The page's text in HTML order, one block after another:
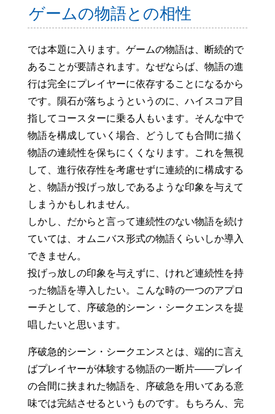
ゲームの物語との相性
では本題に入ります。ゲームの物語は、断続的で
あることが要請されます。なぜならば、物語の進
行は完全にプレイヤーに依存することになるから
です。隕石が落ちようというのに、ハイスコア目
指してコースターに乗る人もいます。そんな中で
物語を構成していく場合、どうしても合間に描く
物語の連続性を保ちにくくなります。これを無視
して、進行依存性を考慮せずに連続的に構成する
と、物語が投げっ放しであるような印象を与えて
しまうかもしれません。
しかし、だからと言って連続性のない物語を続け
ていては、オムニバス形式の物語くらいしか導入
できません。
投げっ放しの印象を与えずに、けれど連続性を持
った物語を導入したい。こんな時の一つのアプロ
ーチとして、序破急的シーン・シークエンスを提
唱したいと思います。
序破急的シーン・シークエンスとは、端的に言え
ばプレイヤーが体験する物語の一断片――プレイ
の合間に挟まれた物語を、序破急を用いてある意
味では完結させるというものです。もちろん、完